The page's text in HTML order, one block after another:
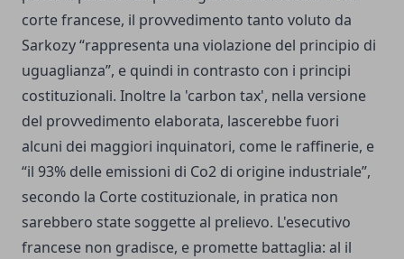
corte francese, il provvedimento tanto voluto da
Sarkozy “rappresenta una violazione del principio di
uguaglianza”, e quindi in contrasto con i principi
costituzionali. Inoltre la 'carbon tax', nella versione
del provvedimento elaborata, lascerebbe fuori
alcuni dei maggiori inquinatori, come le raffinerie, e
“il 93% delle emissioni di Co2 di origine industriale”,
secondo la Corte costituzionale, in pratica non
sarebbero state soggette al prelievo. L'esecutivo
francese non gradisce, e promette battaglia: al il